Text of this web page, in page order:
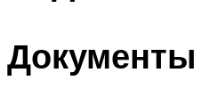
Документы